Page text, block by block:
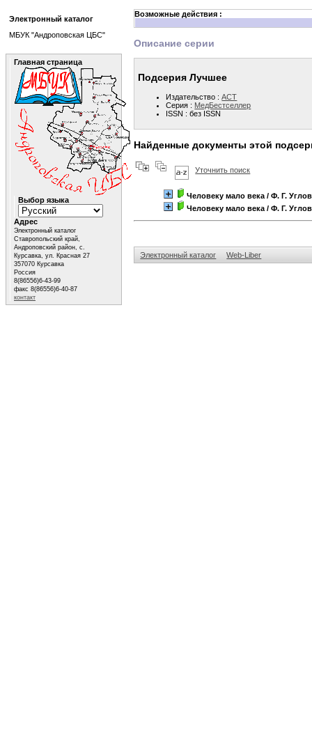
Возможные действия :
Описание серии
Подсерия Лучшее
Издательство :АСТ
Серия : МедБестселлер
ISSN : без ISSN
Найденные документы этой
Уточнить поиск
Человеку мало века / Ф. Г. Углов
Человеку мало века / Ф. Г. Углов
Электронный каталог Web-Liber
Электронный каталог
МБУК "Андроповская ЦБС"
Главная страница
Выбор языка
Адрес
Электронный каталог
Ставропольский край,
Андроповский район, с.
Курсавка, ул. Красная 27
357070 Курсавка
Россия
8(86556)6-43-99
факс 8(86556)6-40-87
контакт